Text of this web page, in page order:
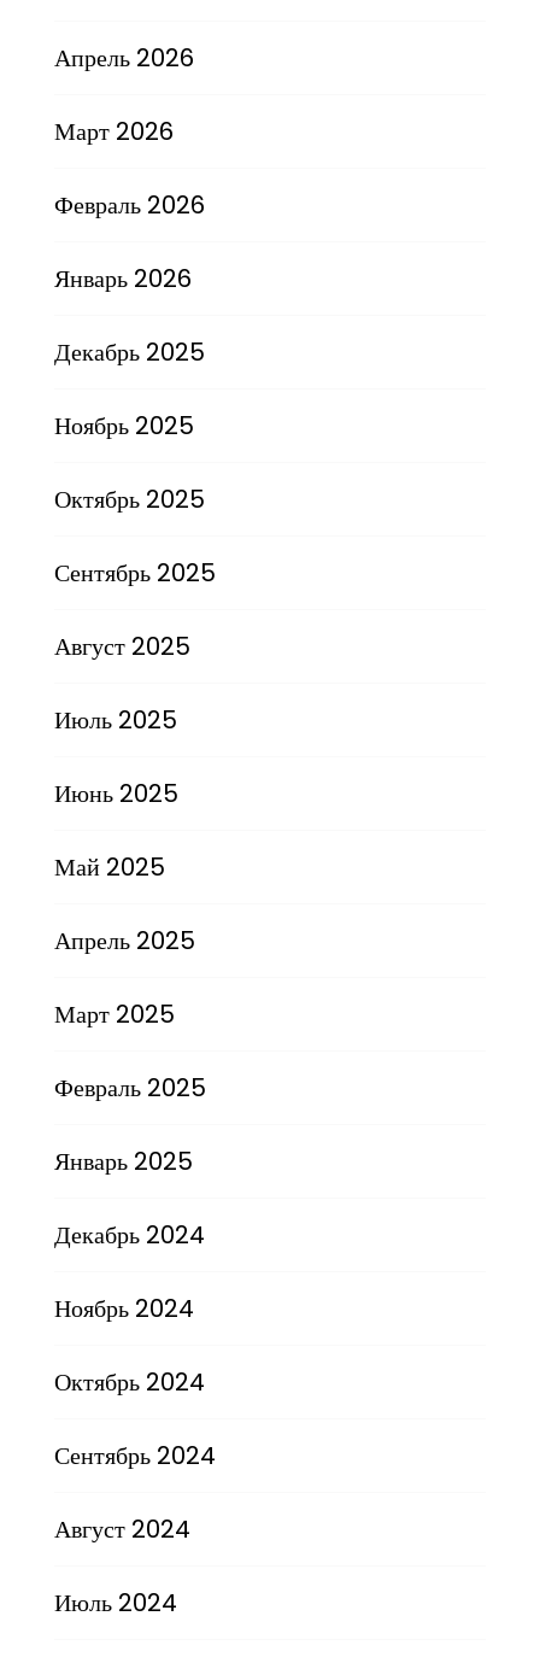
Апрель 2026
Март 2026
Февраль 2026
Январь 2026
Декабрь 2025
Ноябрь 2025
Октябрь 2025
Сентябрь 2025
Август 2025
Июль 2025
Июнь 2025
Май 2025
Апрель 2025
Март 2025
Февраль 2025
Январь 2025
Декабрь 2024
Ноябрь 2024
Октябрь 2024
Сентябрь 2024
Август 2024
Июль 2024